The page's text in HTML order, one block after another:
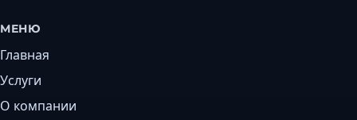
МЕНЮ
Главная
Услуги
О компании